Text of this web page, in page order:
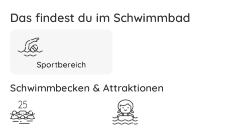
Das findest du im Schwimmbad
Sportbereich
Schwimmbecken & Attraktionen